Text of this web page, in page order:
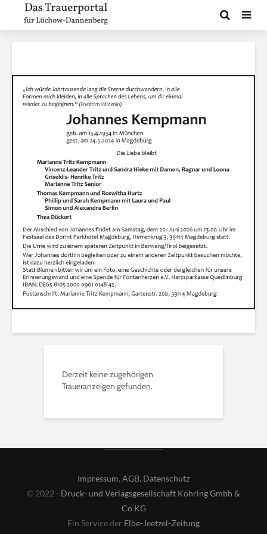
Derzeit keine zugehörigen
Traueranzeigen gefunden.
Impressum, AGB, Datenschutz
© 2022 - Druck- und Verlagsgesellschaft Köhring Gmbh &
Co KG
Ein Service der Elbe-Jeetzel-Zeitung